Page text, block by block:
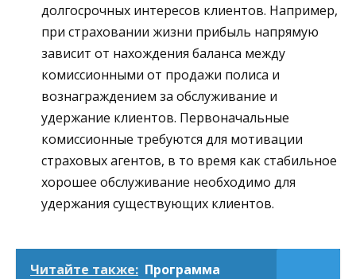
долгосрочных интересов клиентов. Например,
при страховании жизни прибыль напрямую
зависит от нахождения баланса между
комиссионными от продажи полиса и
вознаграждением за обслуживание и
удержание клиентов. Первоначальные
комиссионные требуются для мотивации
страховых агентов, в то время как стабильное
хорошее обслуживание необходимо для
удержания существующих клиентов.
Читайте также: Программа